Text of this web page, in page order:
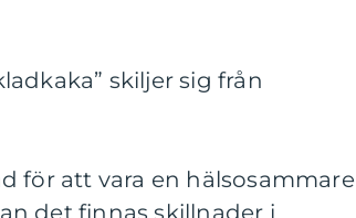
skiljer sig från
för att vara en hälsosammare